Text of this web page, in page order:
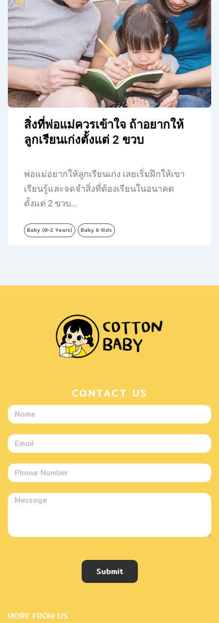
สิ่งที่พ่อแม่ควรเข้าใจ ถ้าอยากให้
ลูกเรียนเก่งตั้งแต่ 2 ขวบ
พ่อแม่อยากให้ลูกเรียนเก่ง เลยเริ่มฝึกให้เขา
เรียนรู้และจดจำสิ่งที่ต้องเรียนในอนาคต
ตั้งแต่ 2 ขวบ…
Baby (0-2 Years) Baby & Kids
CONTACT US
Submit
MORE FROM US